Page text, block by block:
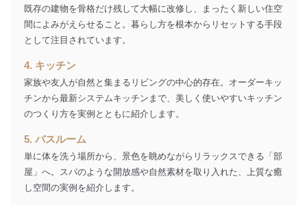
当社は、取得した個人情報を適切に管理し､あらかじめ
本人の同意を得ることなく第三者に提供することはあり
ません。ただし、次の場合は除きます。
人の生命､身体または財産の保護のために必要がある
場合であって、本人の同意を得ることが困難であると
公衆衛生の向上または児童の健全な育成の推進のため
に特に必要がある場合であって、本人の同意を得るこ
国の機関もしくは地方公共団体またはその委託を受け
た者が法令の定める事務を遂行することに対して協力
する必要がある場合であって、本人の同意を得ること
により当該事務の遂行に支障を及ぼすおそれがあると
き。
既存の建物を骨格だけ残して大幅に改修し、まったく新しい住空
間によみがえらせること。暮らし方を根本からリセットする手段
として注目されています。
4. キッチン
家族や友人が自然と集まるリビングの中心的存在。オーダーキッ
チンから最新システムキッチンまで、美しく使いやすいキッチン
のつくり方を実例とともに紹介します。
5. バスルーム
単に体を洗う場所から、景色を眺めながらリラックスできる「部
屋」へ。スパのような開放感や自然素材を取り入れた、上質な癒
し空間の実例を紹介します。